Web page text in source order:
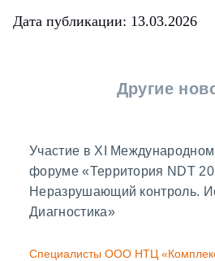
Дата публикации: 13.03.2026
Другие
Участие в ХI
форуме «Территория NDT
Неразрушающий контроль.
Диагностика»
Специалисты ООО НТЦ